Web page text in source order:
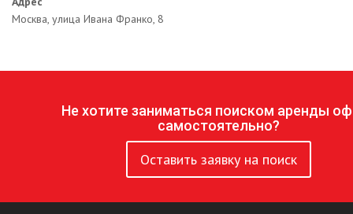
Москва, улица Ивана Франко, 8
Не хотите заниматься поиском аренды
самостоятельно?
Оставить заявку на поиск